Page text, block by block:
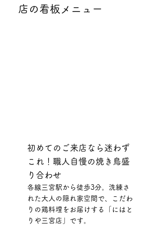
店の看板メニュー
初めてのご来店なら迷わず
これ！職人自慢の焼き鳥盛
り合わせ
各線三宮駅から徒歩3分。洗練さ
れた大人の隠れ家空間で、こだわ
りの鶏料理をお届けする「にはと
りや三宮店」です。